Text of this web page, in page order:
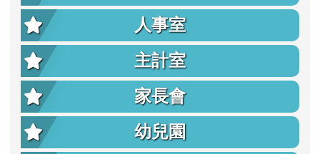
人事室
主計室
家長會
幼兒園